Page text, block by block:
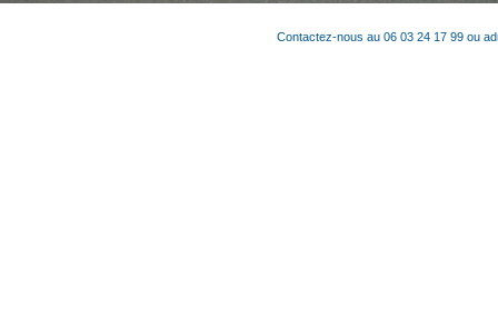
Contactez-nous au 06 03 24 17 99 ou